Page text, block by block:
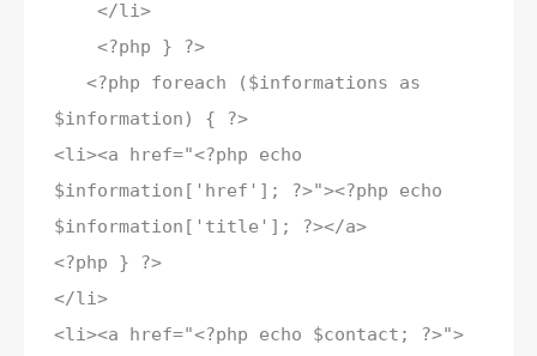
</li>
<?php } ?>
<?php foreach ($informations as
$information) { ?>
<li><a href="<?php echo
$information['href']; ?>"><?php echo
$information['title']; ?></a>
<?php } ?>
</li>
<li><a href="<?php echo $contact; ?>">